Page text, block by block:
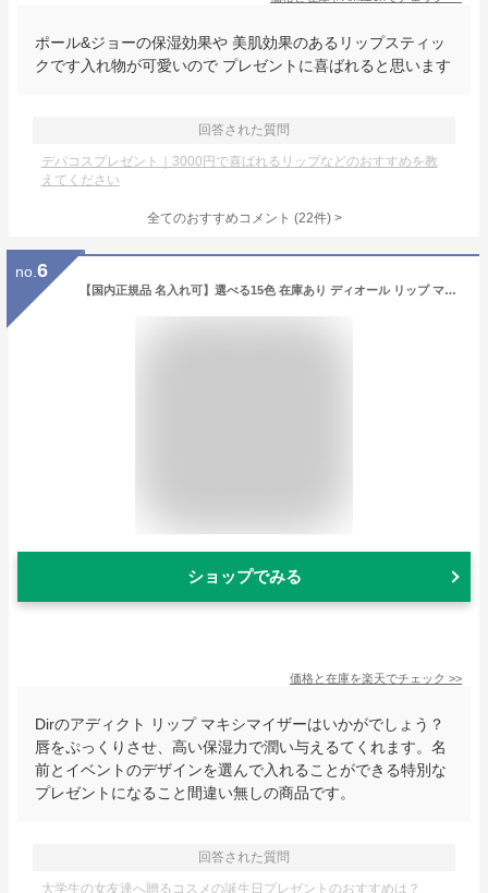
ポール&ジョーの保湿効果や 美肌効果のあるリップスティッ
クです入れ物が可愛いので プレゼントに喜ばれると思います
回答された質問
デパコスプレゼント｜3000円で喜ばれるリップなどのおすすめを教
えてください
全てのおすすめコメント (22件) >
no. 6
【国内正規品 名入れ可】選べる15色 在庫あり ディオール リップ マキシマイザー Dior アディクト リップグロス リップケア コスメ 化粧品 ブランド 女性 誕生日 プレゼント ギフト 人気 2025年新色
ショップでみる
価格と在庫を楽天でチェック >>
Dirのアディクト リップ マキシマイザーはいかがでしょう？
唇をぷっくりさせ、高い保湿力で潤い与えるてくれます。名
前とイベントのデザインを選んで入れることができる特別な
プレゼントになること間違い無しの商品です。
回答された質問
大学生の女友達へ贈るコスメの誕生日プレゼントのおすすめは？